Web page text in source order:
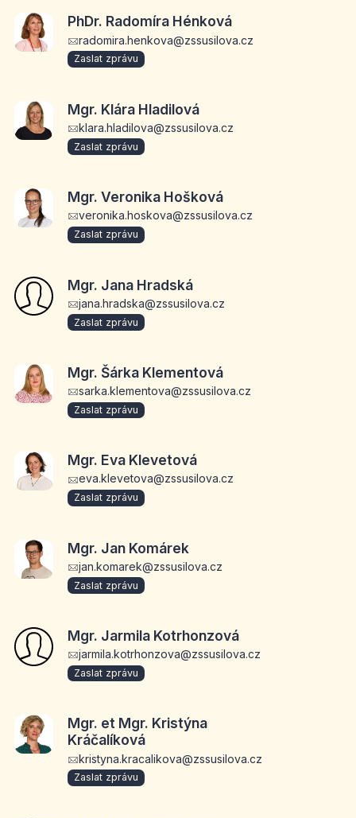
PhDr. Radomíra Hénková
radomira.henkova@zssusilova.cz
Zaslat zprávu
Mgr. Klára Hladilová
klara.hladilova@zssusilova.cz
Zaslat zprávu
Mgr. Veronika Hošková
veronika.hoskova@zssusilova.cz
Zaslat zprávu
Mgr. Jana Hradská
jana.hradska@zssusilova.cz
Zaslat zprávu
Mgr. Šárka Klementová
sarka.klementova@zssusilova.cz
Zaslat zprávu
Mgr. Eva Klevetová
eva.klevetova@zssusilova.cz
Zaslat zprávu
Mgr. Jan Komárek
jan.komarek@zssusilova.cz
Zaslat zprávu
Mgr. Jarmila Kotrhonzová
jarmila.kotrhonzova@zssusilova.cz
Zaslat zprávu
Mgr. et Mgr. Kristýna
Kráčalíková
kristyna.kracalikova@zssusilova.cz
Zaslat zprávu